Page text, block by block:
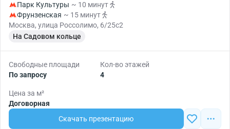
Парк Культуры ~ 10 минут
Фрунзенская ~ 15 минут
Москва, улица Россолимо, 6/25с2
На Садовом кольце
Свободные площади
По запросу
Кол-во этажей
4
Цена за м²
Договорная
Скачать презентацию